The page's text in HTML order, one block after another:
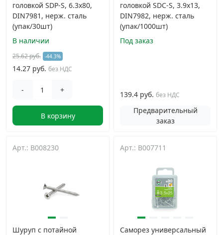
головкой SDP-S, 6.3х80,
DIN7981, нерж. сталь
(упак/30шт)
В наличии
25.62 руб. -44.3%
14.27 руб. без НДС
- +
В корзину
головкой SDC-S, 3.9х13,
DIN7982, нерж. сталь
(упак/1000шт)
Под заказ
139.4 руб. без НДС
Предварительный
заказ
Арт.: B008230
Шуруп с потайной
Арт.: B007711
Саморез универсальный